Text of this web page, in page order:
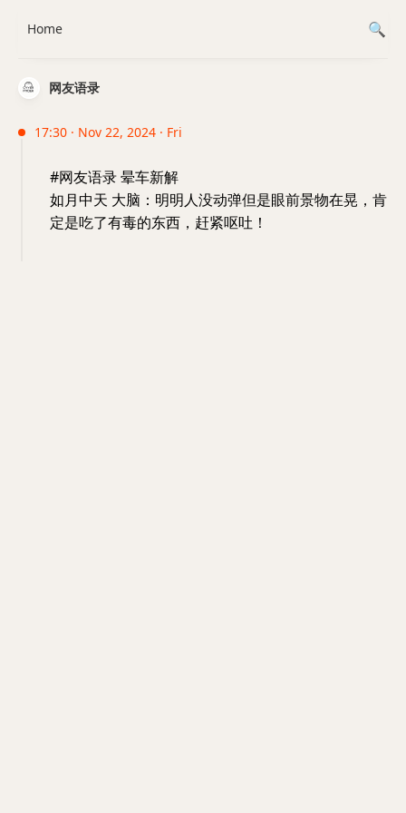
网友语录
17:30 · Nov 22, 2024 · Fri
#网友语录 晕车新解
如月中天 大脑：明明人没动弹但是眼前景物在晃，肯
定是吃了有毒的东西，赶紧呕吐！
Home